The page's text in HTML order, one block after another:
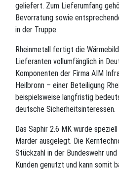
geliefert. Zum Lieferumfang
Bevorratung sowie
in der Truppe.
Rheinmetall fertigt die
Lieferanten vollumfänglich in
Komponenten der Firma AIM
Heilbronn – einer Beteiligung
beispielsweise langfristig
deutsche Sicherheitsinteressen.
Das Saphir 2.6 MK wurde
Marder ausgelegt. Die
Stückzahl in der Bundeswehr
Kunden genutzt und kann somit